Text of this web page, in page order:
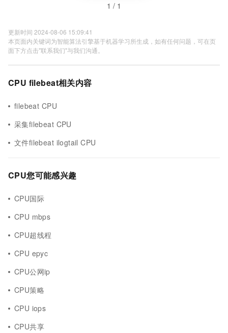
1 / 1
更新时间 2024-08-06 15:09:41
本页面内关键词为智能算法引擎基于机器学习所生成，如有任何问题，可在页
面下方点击"联系我们"与我们沟通。
CPU filebeat相关内容
filebeat CPU
采集filebeat CPU
文件filebeat ilogtail CPU
CPU您可能感兴趣
CPU国际
CPU mbps
CPU超线程
CPU epyc
CPU公网ip
CPU策略
CPU iops
CPU共享